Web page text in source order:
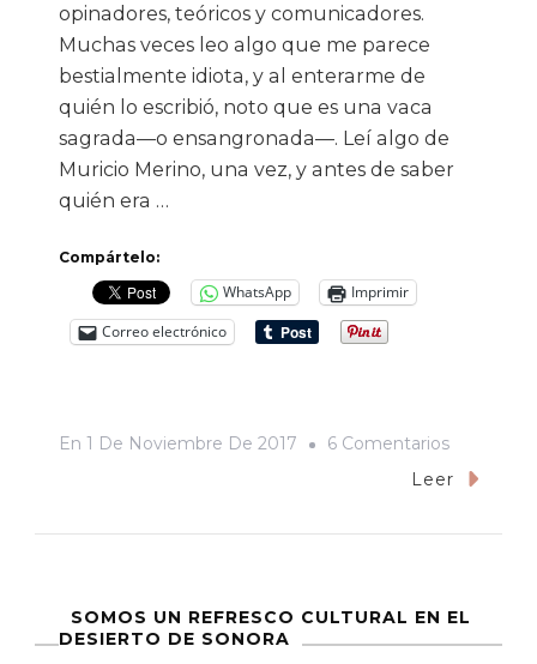
opinadores, teóricos y comunicadores.
Muchas veces leo algo que me parece
bestialmente idiota, y al enterarme de
quién lo escribió, noto que es una vaca
sagrada—o ensangronada—. Leí algo de
Muricio Merino, una vez, y antes de saber
quién era …
Compártelo:
WhatsApp
Imprimir
Correo electrónico
En 1 De Noviembre De 2017 6 ComentariosEn
Si
Este
País,
Leer
SOMOS UN REFRESCO CULTURAL EN EL
DESIERTO DE SONORA